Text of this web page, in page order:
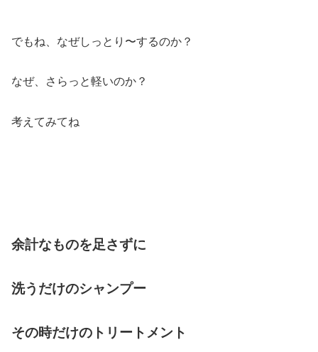
でもね、なぜしっとり〜するのか？
なぜ、さらっと軽いのか？
考えてみてね
余計なものを足さずに
洗うだけのシャンプー
その時だけのトリートメント